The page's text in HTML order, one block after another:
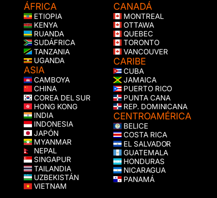
ÁFRICA
ETIOPIA
KENYA
RUANDA
SUDÁFRICA
TANZANIA
UGANDA
ASIA
CAMBOYA
CHINA
COREA DEL SUR
HONG KONG
INDIA
INDONESIA
JAPÓN
MYANMAR
NEPAL
SINGAPUR
TAILANDIA
UZBEKISTÁN
VIETNAM
CANADÁ
MONTREAL
OTTAWA
QUEBEC
TORONTO
VANCOUVER
CARIBE
CUBA
JAMAICA
PUERTO RICO
PUNTA CANA
REP. DOMINICANA
CENTROAMÉRICA
BELICE
COSTA RICA
EL SALVADOR
GUATEMALA
HONDURAS
NICARAGUA
PANAMÁ